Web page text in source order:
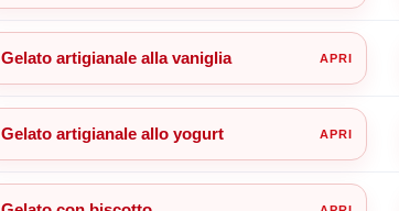
Gelato artigianale alla vaniglia
Gelato artigianale allo yogurt